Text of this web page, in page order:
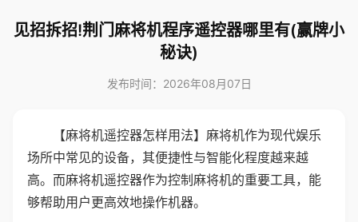
见招拆招!荆门麻将机程序遥控器哪里有(赢牌小
秘诀)
发布时间：2026年08月07日
【麻将机遥控器怎样用法】麻将机作为现代娱乐
场所中常见的设备，其便捷性与智能化程度越来越
高。而麻将机遥控器作为控制麻将机的重要工具，能
够帮助用户更高效地操作机器。